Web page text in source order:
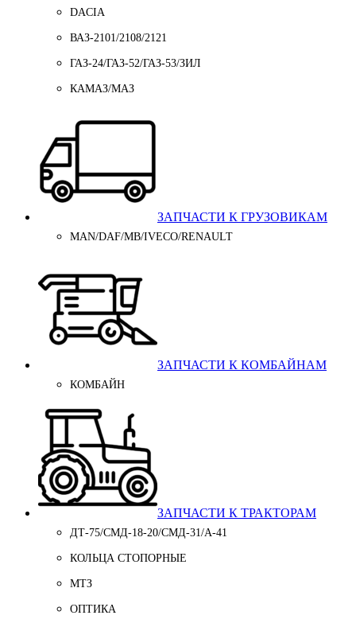
DACIA
ВАЗ-2101/2108/2121
ГАЗ-24/ГАЗ-52/ГАЗ-53/ЗИЛ
КАМАЗ/МАЗ
ЗАПЧАСТИ К ГРУЗОВИКАМ
MAN/DAF/MB/IVECO/RENAULT
ЗАПЧАСТИ К КОМБАЙНАМ
КОМБАЙН
ЗАПЧАСТИ К ТРАКТОРАМ
ДТ-75/СМД-18-20/СМД-31/A-41
КОЛЬЦА СТОПОРНЫЕ
МТЗ
ОПТИКА